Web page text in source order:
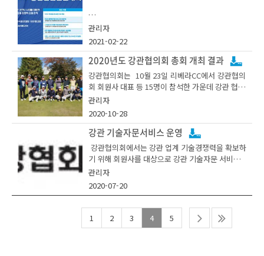
강관협의회는 강관산업의 대외 경쟁력 향상과 산업
발전에 기여하기 위해 2005년 3월 발족한 위원회
로서, 하이스틸, 세아제강, 현대제철 등 16개 국내
주요 강관업체가 회원사로 참여하고 있다.
조하였다.
이어서 포스코경영연구원 추지미 수석연구원은
『2022년 국내 철강 및 강관수급 전망』의 발표를
통해 국내 강관 생산은 수출 개선에도 내수시장의
더딘 회복과 원자재 조달 어려움으로 ‘21년 생산량
은 정체되었으나, ’22년은 전반적인 내수와 수출시
장 동반 회복에 힘입어 증가할 것으로 전망하였다.
스틸투모로우의 나병철 부사장은『수소 사회화 진
전과 국내 강관 시장 전망』을 발표하였다. 나 부사
장은 수소 사회로 전환됨에 따라 강관 수요는 수송,
충전소, 수소차에서 연간 약 2만톤의 신규 수요가
발생할 것이라고 전망하여, 참가자들의 관심을 끌
었다.
이어서 포스코 조우연 수석연구원은 『국내 수소배
○ 주요내용 : 구조설계 정의, 필수요소, 모델링에
대한 개요 소개 등
철강협회 유튜브 계정 업로드
https://youtu.be/q1koqAcf4pM
관리자
2021-02-22
2020년도 강관협의회 총회 개최 결과
강관협의회는 10월 23일 리베라CC에서 강관협의
회 회원사 대표 등 15명이 참석한 가운데 강관 협의
회 총회를 개최했다. 이날 총회에서는 건축 구조용
강관 수요 확대 활동, 북미 에너지용 강관 시장 및
기술조사 등 주요 추진 사업 보고와 산업발전세미
나, 항만 내진설계 수요 발굴 등 강관 수요 확대 계
획을 비롯하여 경영 환경에 대한 이슈 보고를 통해
향후 강관업계가 나아가야할 방향 논의가 있었다.
관리자
2020-10-28
강관 기술자문서비스 운영
강관협의회에서는 강관 업계 기술경쟁력을 확보하
기 위해 회원사를 대상으로 강관 기술자문 서비스
를 운영 중에 있습니다.
소재, 용접, 시험 분야의 7명의 전문인력을 자문위
관리자
2020-07-20
1 2 3 4 5